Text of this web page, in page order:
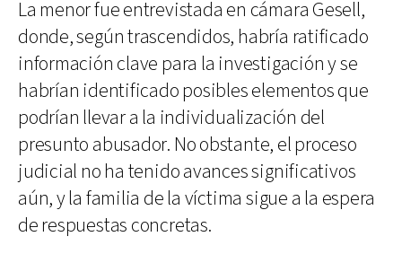
La menor fue entrevistada en cámara Gesell,
donde, según trascendidos, habría ratificado
información clave para la investigación y se
habrían identificado posibles elementos que
podrían llevar a la individualización del
presunto abusador. No obstante, el proceso
judicial no ha tenido avances significativos
aún, y la familia de la víctima sigue a la espera
de respuestas concretas.